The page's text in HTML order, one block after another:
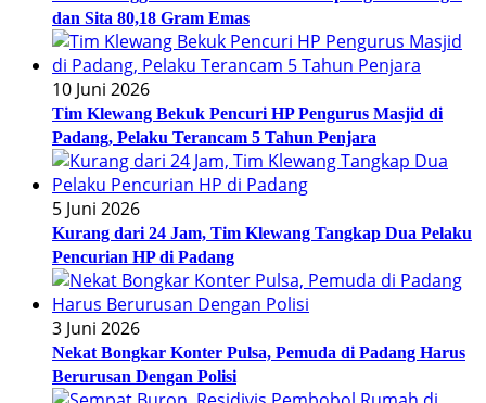
dan Sita 80,18 Gram Emas
10 Juni 2026
Tim Klewang Bekuk Pencuri HP Pengurus Masjid di
Padang, Pelaku Terancam 5 Tahun Penjara
5 Juni 2026
Kurang dari 24 Jam, Tim Klewang Tangkap Dua Pelaku
Pencurian HP di Padang
3 Juni 2026
Nekat Bongkar Konter Pulsa, Pemuda di Padang Harus
Berurusan Dengan Polisi